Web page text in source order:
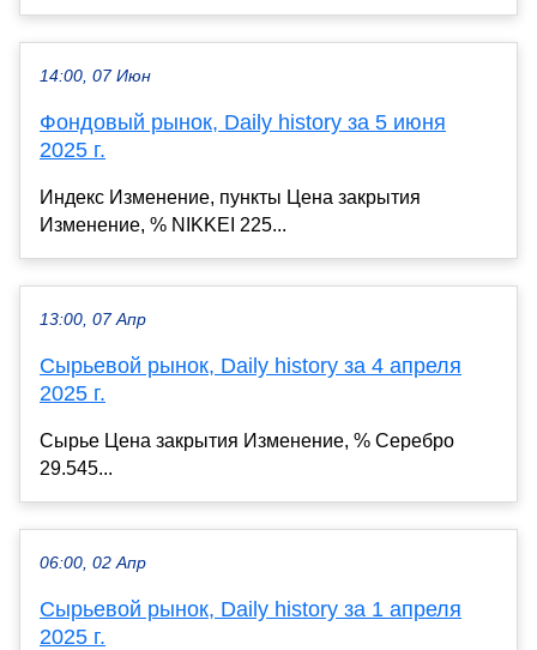
14:00, 07 Июн
Фондовый рынок, Daily history за 5 июня
2025 г.
Индекс Изменение, пункты Цена закрытия
Изменение, % NIKKEI 225...
13:00, 07 Апр
Сырьевой рынок, Daily history за 4 апреля
2025 г.
Сырье Цена закрытия Изменение, % Серебро
29.545...
06:00, 02 Апр
Сырьевой рынок, Daily history за 1 апреля
2025 г.